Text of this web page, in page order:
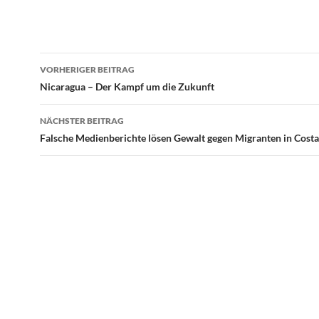
Beitragsnavigation
VORHERIGER BEITRAG
Nicaragua – Der Kampf um die Zukunft
NÄCHSTER BEITRAG
Falsche Medienberichte lösen Gewalt gegen Migranten in